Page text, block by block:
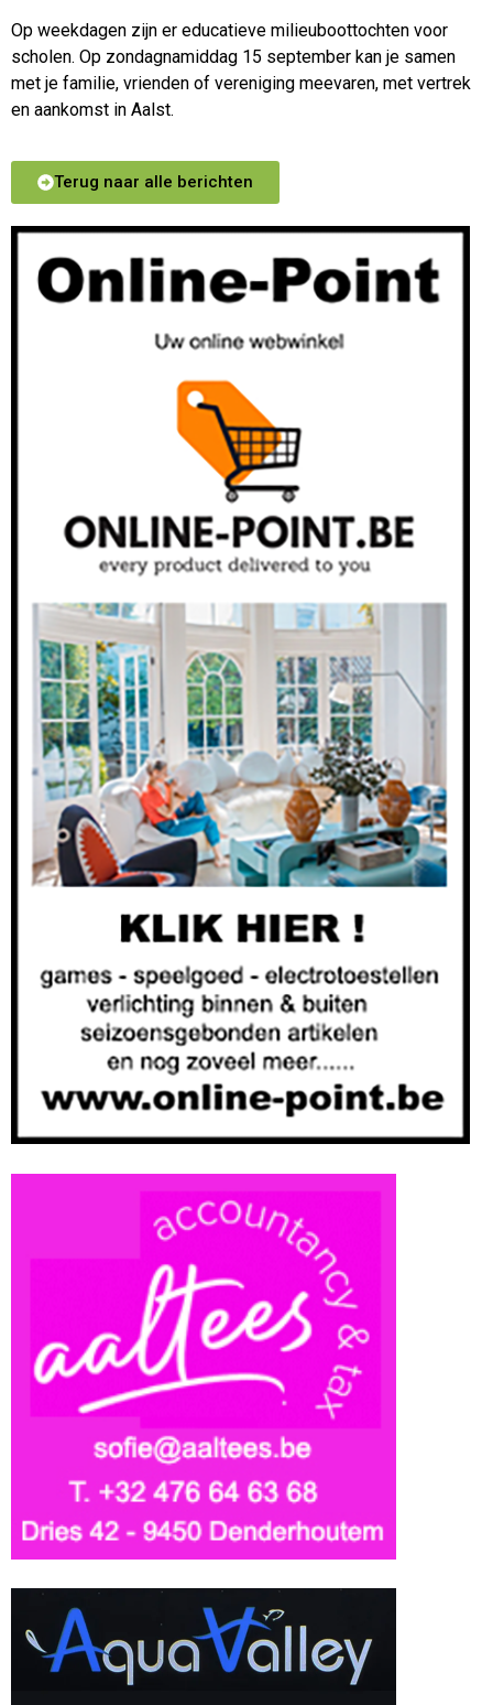
Op weekdagen zijn er educatieve milieuboottochten voor
scholen. Op zondagnamiddag 15 september kan je samen
met je familie, vrienden of vereniging meevaren, met vertrek
en aankomst in Aalst.
Terug naar alle berichten